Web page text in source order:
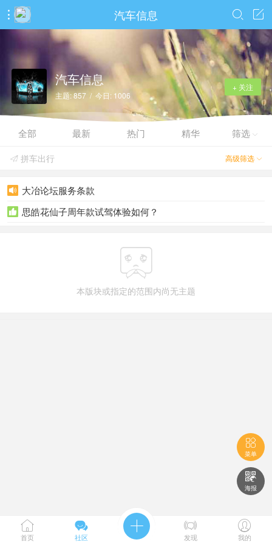
 汽车信息 

+ 关注
汽车信息
主题: 857 / 今日: 1006
全部 最新 热门 精华 筛选 
高级筛选 
 拼车出行
 大冶论坛服务条款
 思皓花仙子周年款试驾体验如何？

本版块或指定的范围内尚无主题

菜单

海报

首页

社区
 
发现

我的